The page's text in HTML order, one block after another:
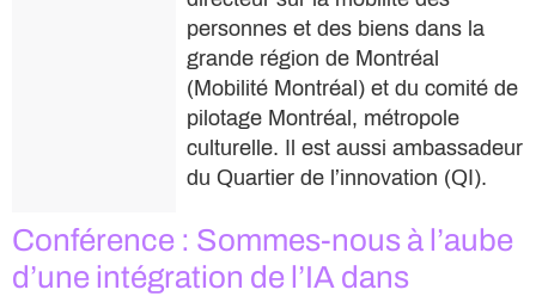
personnes et des biens dans la
grande région de Montréal
(Mobilité Montréal) et du comité de
pilotage Montréal, métropole
culturelle. Il est aussi ambassadeur
du Quartier de l’innovation (QI).
Conférence : Sommes-nous à l’aube
d’une intégration de l’IA dans